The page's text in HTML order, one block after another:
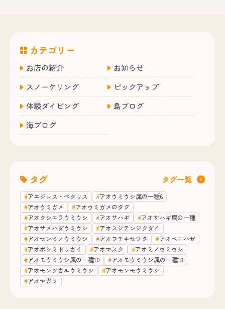
カテゴリー
お店の紹介
お知らせ
スノーケリング
ピックアップ
体験ダイビング
島ブログ
海ブログ
タグ タグ一覧
アエジレス・ペタリス
アオウミウシ属の一種6
アオウミガメ
アオウミガメのタグ
アオクシエラウミウシ
アオサハギ
アオサハギ属の一種
アオサメハダウミウシ
アオスジテンジクダイ
アオセンミノウミウシ
アオフチキセワタ
アオベニハゼ
アオボシミドリガイ
アオマスク
アオミノウミウシ
アオモウミウシ属の一種10
アオモウミウシ属の一種13
アオモンツガルウミウシ
アオモンモウミウシ
アオヤガラ